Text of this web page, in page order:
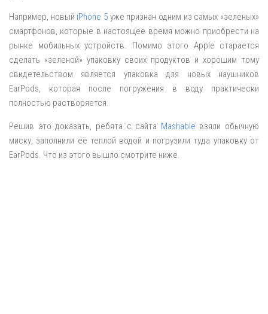
Например, новый iPhone 5 уже признан одним из самых «зеленых»
смартфонов, которые в настоящее время можно приобрести на
рынке мобильных устройств. Помимо этого Apple старается
сделать «зеленой» упаковку своих продуктов и хорошим тому
свидетельством является упаковка для новых наушников
EarPods, которая после погружения в воду практически
полностью растворяется.
Решив это доказать, ребята с сайта Mashable взяли обычную
миску, заполнили её теплой водой и погрузили туда упаковку от
EarPods. Что из этого вышло смотрите ниже.